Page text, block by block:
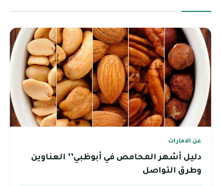
عن الامارات
دليل أشهر المحامص في أبوظبي’’ العناوين
وطرق التواصل